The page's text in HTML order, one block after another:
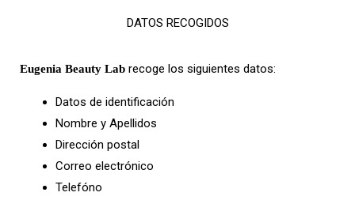
DATOS RECOGIDOS
Eugenia Beauty Lab recoge los siguientes datos:
Datos de identificación
Nombre y Apellidos
Dirección postal
Correo electrónico
Telefóno